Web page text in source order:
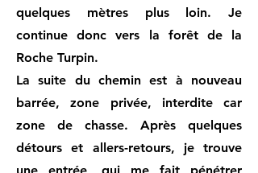
quelques mètres plus loin. Je
continue donc vers la forêt de la
Roche Turpin.
La suite du chemin est à nouveau
barrée, zone privée, interdite car
zone de chasse. Après quelques
détours et allers-retours, je trouve